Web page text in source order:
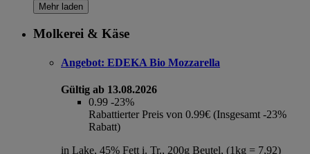
Mehr laden
Molkerei & Käse
Angebot: EDEKA Bio Mozzarella
Gültig ab 13.08.2026
0.99 -23%
Rabattierter Preis von 0.99€ (Insgesamt -23%
Rabatt)
in Lake, 45% Fett i. Tr., 200g Beutel, (1kg = 7,92)